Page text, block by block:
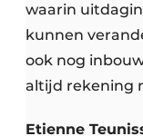
waarin
kunnen
ook nog
altijd rekening
Etienne